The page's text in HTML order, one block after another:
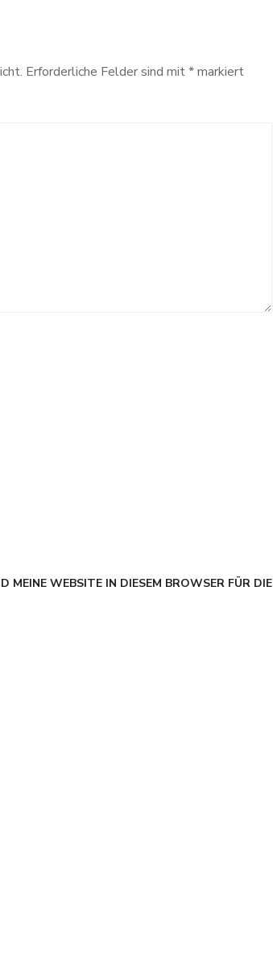
Erforderliche Felder sind mit*markiert
MEINE WEBSITE IN DIESEM BROWSER FÜR DIE